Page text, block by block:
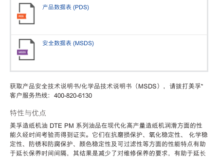
产品数据表 (PDS)
安全数据表 (MSDS)
获取产品安全技术说明书/化学品技术说明书（MSDS），请拨打美孚™
客户服务热线：400-820-6130
特性与优点
美孚造纸机油 DTE PM 系列油品在现代化高产量造纸机润滑方面的性
能久经时间考验而得到证实。它们在抗磨损保护、氧化稳定性、 化学稳
定性、防锈和防腐保护、颜色稳定性及可过滤性等方面的性能特点有助
于延长保养时间间隔，其结果是减少了对维修保养的要求，有助于延长